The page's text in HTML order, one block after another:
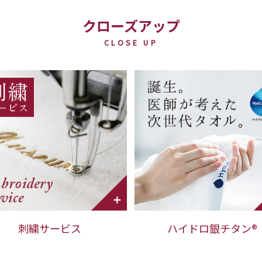
クローズアップ
CLOSE UP
刺繍サービス ハイドロ銀チタン®